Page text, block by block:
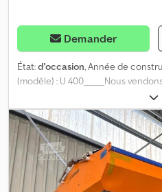
Demander
État:d'occasion, Année de
(modèle) : U 400_____Nous
pour Mercedes Benz Unimog U
semelles à froid, 160 K, profil à
environ 80-90 %Si vous avez
nous contacter,Lieu de stockage :
Dedpfxjqkukls Akleck